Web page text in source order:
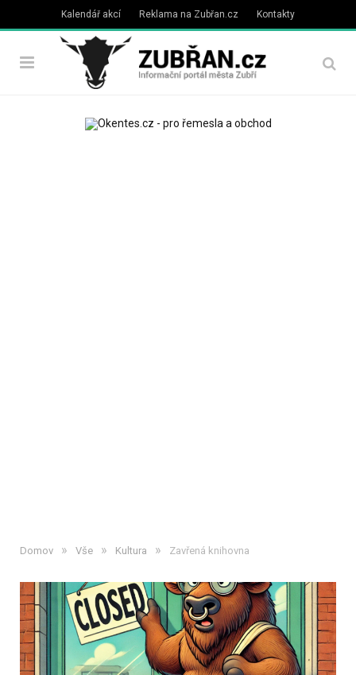
Kalendář akcí Reklama na Zubřan.cz Kontakty
Domov » Vše » Kultura » Zavřená knihovna